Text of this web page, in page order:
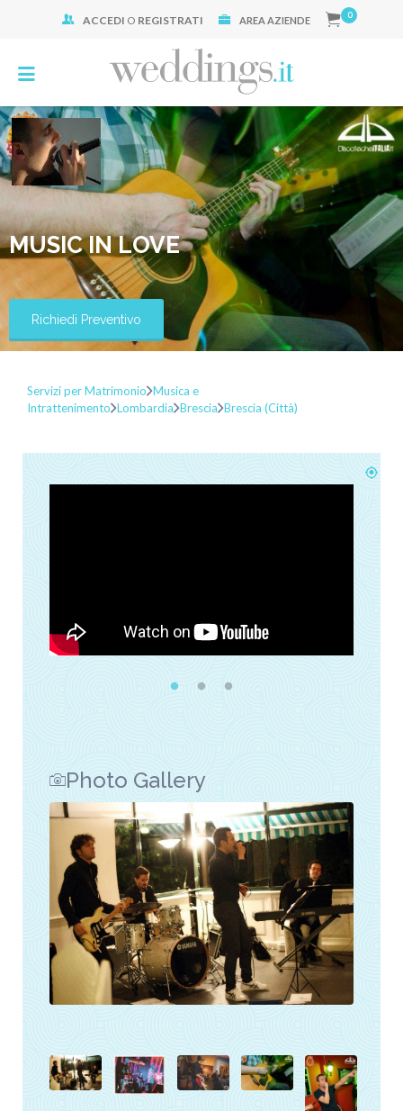
ACCEDI O REGISTRATI AREA AZIENDE 0
MUSIC IN LOVE
Richiedi Preventivo
Servizi per Matrimonio Musica e
Intrattenimento Lombardia Brescia Brescia (Città)
Photo Gallery